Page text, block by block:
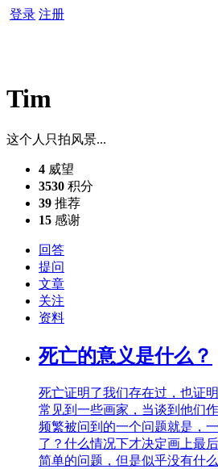
登录 注册
Tim
这个人只拍风景...
4 威望
3530 积分
39 推荐
15 感谢
回答
提问
文章
关注
资料
死亡的意义是什么？
死亡证明了我们存在过，也证
常见到一些画家，当谈到他们
频繁被问到的一个问题就是，
了？什么情况下才决定画上最
简单的问题，但是似乎没有什